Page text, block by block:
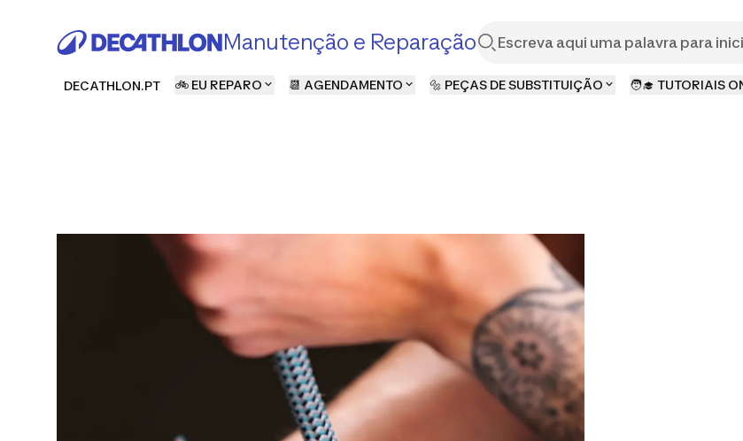
Manutenção e Reparação
DECATHLON.PT 🚲 EU REPARO 📆 AGENDAMENTO 🔩 PEÇAS DE SUBSTITUIÇÃO 🧑‍🎓 TUTORIAIS